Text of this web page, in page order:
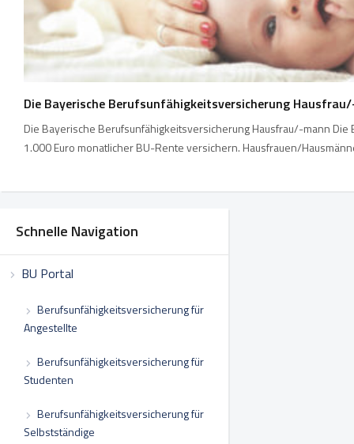
Schnelle Navigation
BU Portal
Berufsunfähigkeitsversicherung für
Angestellte
Berufsunfähigkeitsversicherung für
Studenten
Berufsunfähigkeitsversicherung für
Selbstständige
Die Bayerische Berufsunfähigkeitsversicherung
Die Bayerische Berufsunfähigkeitsversicherung Hausfrau/-mann
1.000 Euro monatlicher BU-Rente versichern. Hausfrauen/